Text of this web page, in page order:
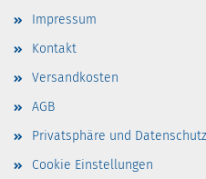
Impressum
Kontakt
Versandkosten
AGB
Privatsphäre und Datenschutz
Cookie Einstellungen